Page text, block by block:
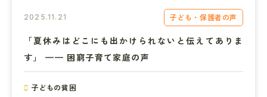
2025.11.21 子ども・保護者の声
「夏休みはどこにも出かけられないと伝えてありま
す」 —— 困窮子育て家庭の声
子どもの貧困